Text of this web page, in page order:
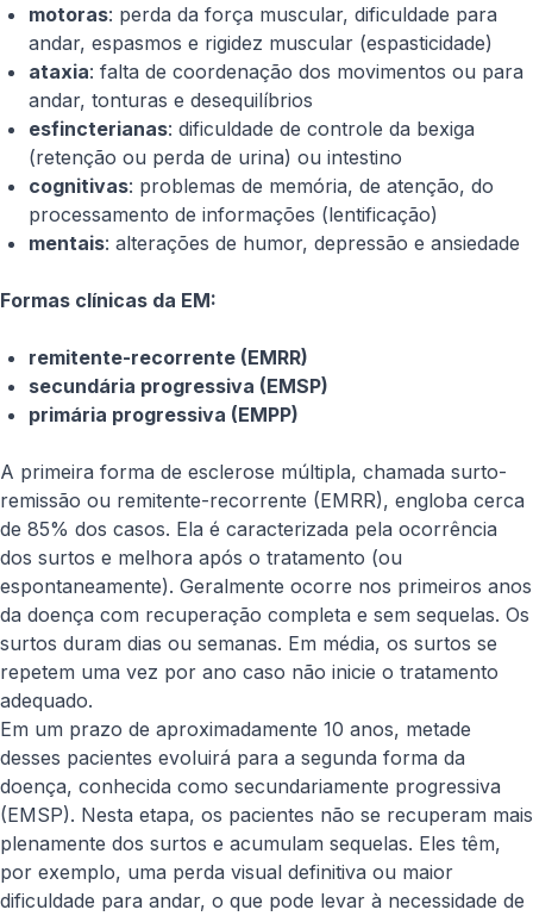
motoras: perda da força muscular, dificuldade para
andar, espasmos e rigidez muscular (espasticidade)
ataxia: falta de coordenação dos movimentos ou para
andar, tonturas e desequilíbrios
esfincterianas: dificuldade de controle da bexiga
(retenção ou perda de urina) ou intestino
cognitivas: problemas de memória, de atenção, do
processamento de informações (lentificação)
mentais: alterações de humor, depressão e ansiedade
Formas clínicas da EM:
remitente-recorrente (EMRR)
secundária progressiva (EMSP)
primária progressiva (EMPP)
A primeira forma de esclerose múltipla, chamada surto-
remissão ou remitente-recorrente (EMRR), engloba cerca
de 85% dos casos. Ela é caracterizada pela ocorrência
dos surtos e melhora após o tratamento (ou
espontaneamente). Geralmente ocorre nos primeiros anos
da doença com recuperação completa e sem sequelas. Os
surtos duram dias ou semanas. Em média, os surtos se
repetem uma vez por ano caso não inicie o tratamento
adequado.
Em um prazo de aproximadamente 10 anos, metade
desses pacientes evoluirá para a segunda forma da
doença, conhecida como secundariamente progressiva
(EMSP). Nesta etapa, os pacientes não se recuperam mais
plenamente dos surtos e acumulam sequelas. Eles têm,
por exemplo, uma perda visual definitiva ou maior
dificuldade para andar, o que pode levar à necessidade de